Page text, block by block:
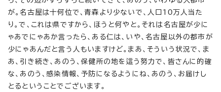
が。名古屋は十何位で、青森より少ないで、人口10万人当た
り。で、これは県ですから、ほうと何やと。それは名古屋が少に
ゃあでにゃあか言ったら、ある仁は、いや、名古屋以外の都市が
少にゃあんだと言う人もいますけど。まあ、そういう状況で、ま
あ、引き続き、あのう、保健所の地を這う努力で、皆さんに的確
な、あのう、感染情報、予防になるようにね、あのう、お届けし
とるということでございます。